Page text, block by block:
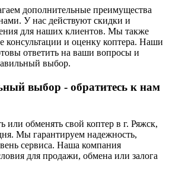
дополнительные преимущества
У нас действуют скидки и
для наших клиентов. Мы также
консультации и оценку коптера. Наши
ответить на ваши вопросы и
выбор.
выбор - обратитесь к нам
или обменять свой коптер в г. Ряжск,
Мы гарантируем надежность,
сервиса. Наша компания
для продажи, обмена или залога